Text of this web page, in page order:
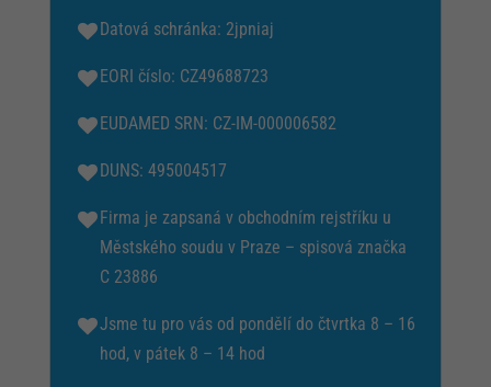
Datová schránka: 2jpniaj
EORI číslo: CZ49688723
EUDAMED SRN: CZ-IM-000006582
DUNS: 495004517
Firma je zapsaná v obchodním rejstříku u
Městského soudu v Praze – spisová značka
C 23886
Jsme tu pro vás od pondělí do čtvrtka 8 – 16
hod, v pátek 8 – 14 hod